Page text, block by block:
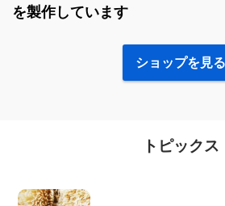
を製作しています
ショップを見る
トピックス